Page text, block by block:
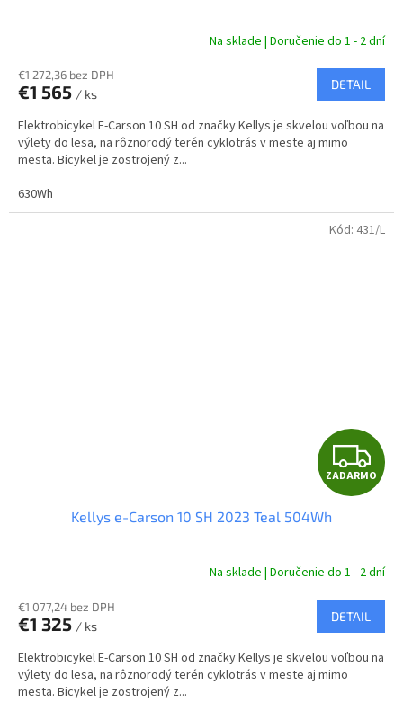
A
R
M
Na sklade | Doručenie do 1 - 2 dní
€1 272,36 bez DPH
€1 565 / ks
DETAIL
Elektrobicykel E-Carson 10 SH od značky Kellys je skvelou voľbou na
výlety do lesa, na rôznorodý terén cyklotrás v meste aj mimo
mesta. Bicykel je zostrojený z...
630Wh
Z
A
A
R
M
ZADARMO
Kellys e-Carson 10 SH 2023 Teal 504Wh
Na sklade | Doručenie do 1 - 2 dní
€1 077,24 bez DPH
€1 325 / ks
DETAIL
Elektrobicykel E-Carson 10 SH od značky Kellys je skvelou voľbou na
výlety do lesa, na rôznorodý terén cyklotrás v meste aj mimo
mesta. Bicykel je zostrojený z...
Kód: 431/L